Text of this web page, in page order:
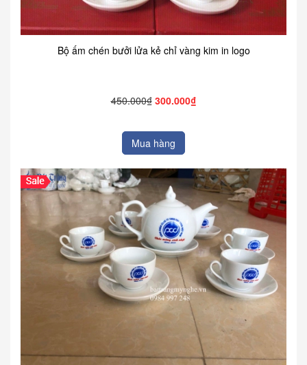
Bộ ấm chén bưởi lửa kẻ chỉ vàng kim in logo
450.000₫ 300.000₫
Mua hàng